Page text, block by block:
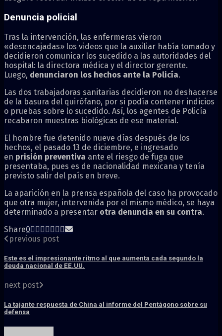
Denuncia policial
Tras la intervención, las enfermeras vieron
«desencajadas» los videos que la auxiliar había tomado y
decidieron comunicar los sucedido a las autoridades del
hospital: la directora médica y el director gerente.
Luego, denunciaron los hechos ante la Policía.
Las dos trabajadoras sanitarias decidieron no deshacerse
de la basura del quirófano, por si podía contener indicios
o pruebas sobre lo sucedido. Así, los agentes de Policía
recabaron muestras biológicas de ese material.
El hombre fue detenido nueve días después de los
hechos, el pasado 13 de diciembre, e ingresado
en prisión preventiva ante el riesgo de fuga que
presentaba, pues es de nacionalidad mexicana y tenía
previsto salir del país en breve.
La aparición en la prensa española del caso ha provocado
que otra mujer, intervenida por el mismo médico, se haya
determinado a presentar otra denuncia en su contra.
Share0
previous post
Este es el impresionante ritmo al que aumenta cada segundo la
deuda nacional de EE.UU.
next post
La tajante respuesta de China al informe del Pentágono sobre su
defensa